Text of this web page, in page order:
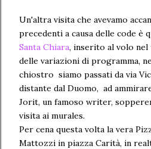
Un'altra visita che avevamo
precedenti a causa delle code è
Santa Chiara, inserito al volo
delle variazioni di programma,
chiostro siamo passati da via
distante dal Duomo, ad
Jorit, un famoso writer,
visita ai murales.
Per cena questa volta la vera
Mattozzi in piazza Carità, in